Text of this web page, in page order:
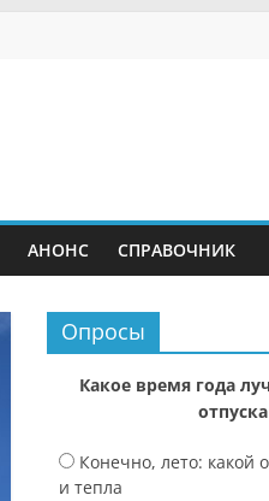
АНОНС СПРАВОЧНИК
Опросы
Какое время года
отпуска
Конечно, лето: какой
и тепла